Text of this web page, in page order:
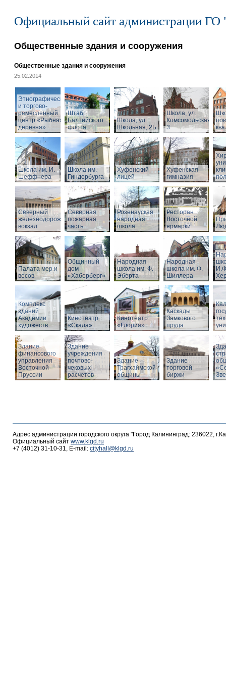
Официальный сайт администрации ГО
Общественные здания и сооружения
Общественные здания и сооружения
25.02.2014
Этнографический
и торгово-
ремесленный
центр «Рыбная
деревня»
Штаб
Балтийского
флота
Школа, ул.
Школьная, 2Б
Школа, ул.
Комсомольская,
3
Школа им. И.
Шеффнера
Школа им.
Гиндербурга
Хуфенский
лицей
Хуфенская
гимназия
Северный
железнодорожный
вокзал
Северная
пожарная
часть
Розенауская
народная
школа
Ресторан
Восточной
ярмарки
Палата мер и
весов
Общинный
дом
«Хаберберг»
Народная
школа им. Ф.
Эберта
Народная
школа им. Ф.
Шиллера
Комплекс
зданий
Академии
художеств
Кинотеатр
«Скала»
Кинотеатр
«Глория»
Каскады
Замкового
пруда
Здание
финансового
управления
Восточной
Пруссии
Здание
учреждения
почтово-
чековых
расчетов
Здание
Трагхаймской
общины
Здание
торговой
биржи
Адрес администрации городского округа "Город Калининград: 236022,
Официальный сайт www.klgd.ru
+7 (4012) 31-10-31, E-mail: cityhall@klgd.ru